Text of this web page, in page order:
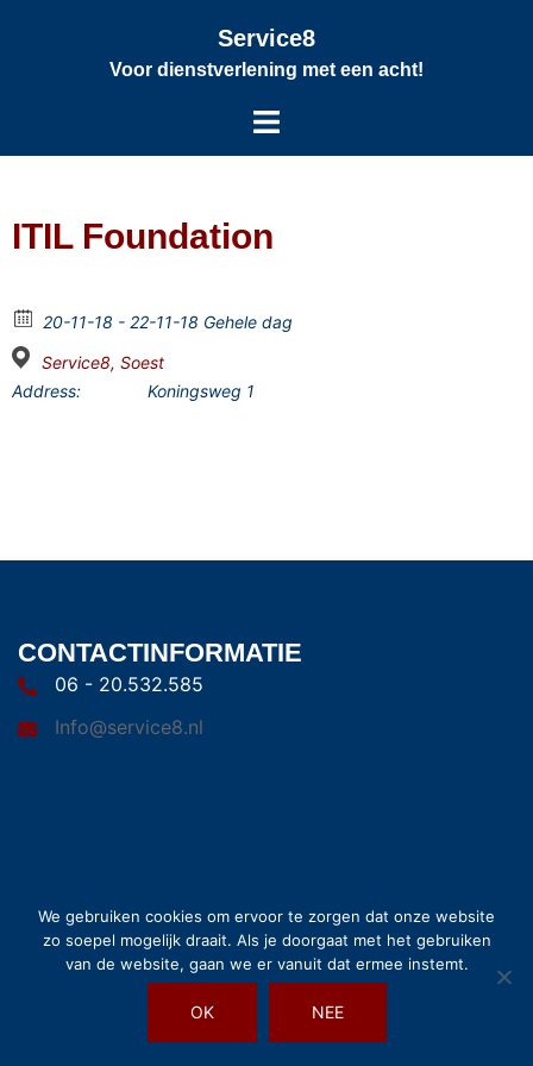
Service8
Voor dienstverlening met een acht!
ITIL Foundation
20-11-18 - 22-11-18 Gehele dag
Service8, Soest
Address:
Koningsweg 1
CONTACTINFORMATIE
06 - 20.532.585
Info@service8.nl
We gebruiken cookies om ervoor te zorgen dat onze website
zo soepel mogelijk draait. Als je doorgaat met het gebruiken
van de website, gaan we er vanuit dat ermee instemt.
OK NEE